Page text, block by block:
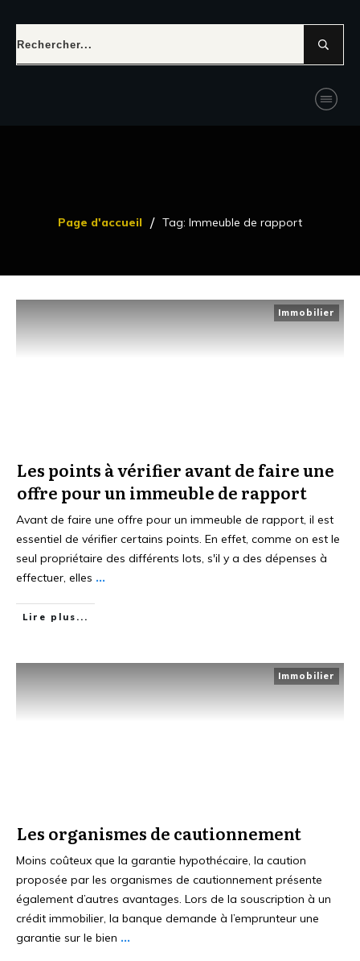
Page d'accueil / Tag: Immeuble de rapport
Immobilier
Les points à vérifier avant de faire une
offre pour un immeuble de rapport
Avant de faire une offre pour un immeuble de rapport, il est
essentiel de vérifier certains points. En effet, comme on est le
seul propriétaire des différents lots, s'il y a des dépenses à
effectuer, elles ...
Lire plus...
Immobilier
Les organismes de cautionnement
Moins coûteux que la garantie hypothécaire, la caution
proposée par les organismes de cautionnement présente
également d’autres avantages. Lors de la souscription à un
crédit immobilier, la banque demande à l’emprunteur une
garantie sur le bien ...